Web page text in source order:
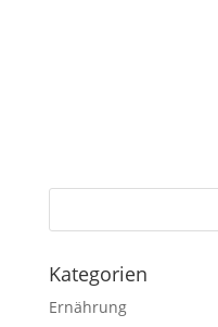
Kategorien
Ernährung